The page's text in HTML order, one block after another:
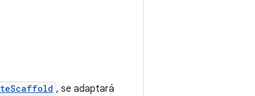
, se adaptará